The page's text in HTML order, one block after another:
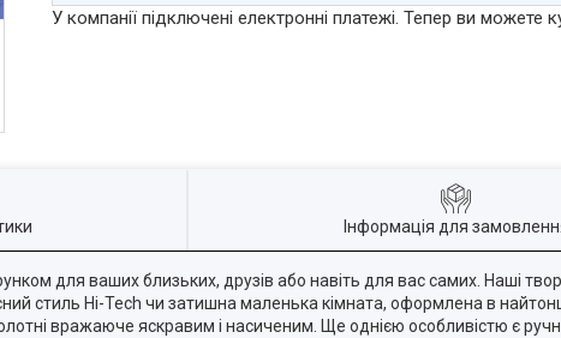
У компанії підключені електронні платежі. Тепер ви
Інформація для
для ваших близьких, друзів або навіть для вас самих. Наші
стиль Hi-Tech чи затишна маленька кімната, оформлена в
вражаюче яскравим і насиченим. Ще однією особливістю є